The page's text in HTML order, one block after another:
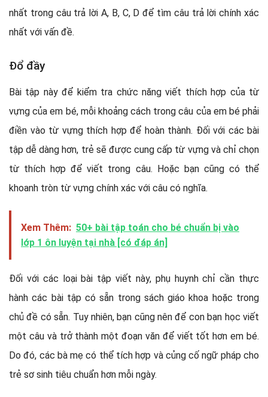
nhất trong câu trả lời A, B, C, D để tìm câu trả lời chính xác
nhất với vấn đề.
Đổ đầy
Bài tập này để kiểm tra chức năng viết thích hợp của từ
vựng của em bé, mỗi khoảng cách trong câu của em bé phải
điền vào từ vựng thích hợp để hoàn thành. Đối với các bài
tập dễ dàng hơn, trẻ sẽ được cung cấp từ vựng và chỉ chọn
từ thích hợp để viết trong câu. Hoặc bạn cũng có thể
khoanh tròn từ vựng chính xác với câu có nghĩa.
Xem Thêm: 50+ bài tập toán cho bé chuẩn bị vào
lớp 1 ôn luyện tại nhà [có đáp án]
Đối với các loại bài tập viết này, phụ huynh chỉ cần thực
hành các bài tập có sẵn trong sách giáo khoa hoặc trong
chủ đề có sẵn. Tuy nhiên, bạn cũng nên để con bạn học viết
một câu và trở thành một đoạn văn để viết tốt hơn em bé.
Do đó, các bà mẹ có thể tích hợp và củng cố ngữ pháp cho
trẻ sơ sinh tiêu chuẩn hơn mỗi ngày.